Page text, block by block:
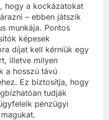
hogy a kockázatokat
– ebben játszik
munkája. Pontos
képesek
díjat kell kérniük egy
illetve milyen
a hosszú távú
Ez biztosítja, hogy
tudják
pénzügyi